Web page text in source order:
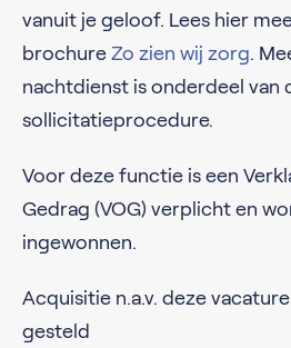
vanuit je geloof. Lees hier
brochure Zo zien wij zorg.
nachtdienst is onderdeel van
sollicitatieprocedure.
Voor deze functie is een
Gedrag (VOG) verplicht en
ingewonnen.
Acquisitie n.a.v. deze
gesteld